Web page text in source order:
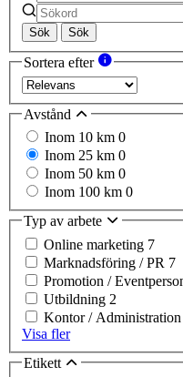
Sök Sök
Sortera efter
Avstånd
Inom 10 km 0
Inom 25 km 0
Inom 50 km 0
Inom 100 km 0
Typ av arbete
Online marketing 7
Marknadsföring / PR 7
Promotion /
Utbildning 2
Kontor / Administration
Visa fler
Etikett